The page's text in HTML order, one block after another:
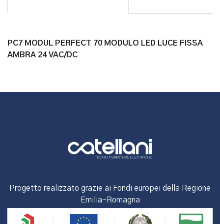
PC7 MODUL PERFECT 70 MODULO LED LUCE FISSA
AMBRA 24 VAC/DC
Progetto realizzato grazie ai Fondi europei della Regione
Emilia-Romagna